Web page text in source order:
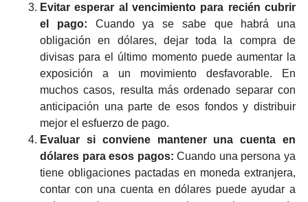
Evitar esperar al vencimiento para recién cubrir
el pago: Cuando ya se sabe que habrá una
obligación en dólares, dejar toda la compra de
divisas para el último momento puede aumentar la
exposición a un movimiento desfavorable. En
muchos casos, resulta más ordenado separar con
anticipación una parte de esos fondos y distribuir
mejor el esfuerzo de pago.
Evaluar si conviene mantener una cuenta en
dólares para esos pagos:Cuando una persona ya
tiene obligaciones pactadas en moneda extranjera,
contar con una cuenta en dólares puede ayudar a